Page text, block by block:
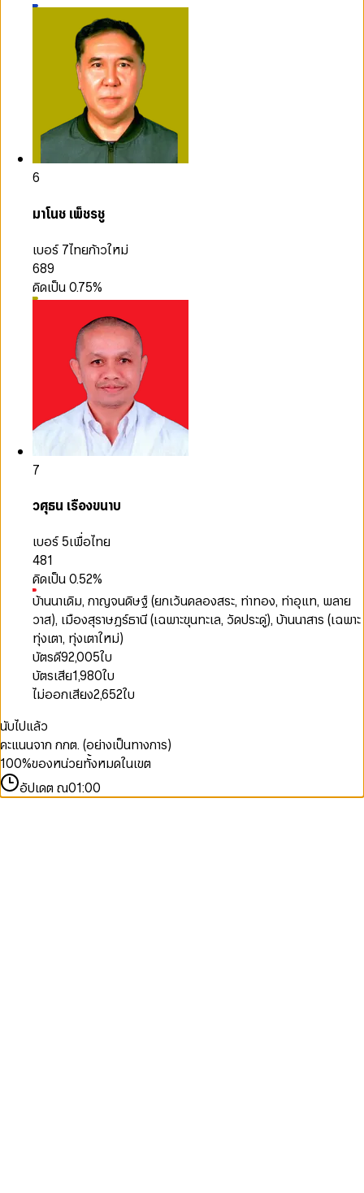
6
มาโนช เพ็ชรชู
เบอร์ 7ไทยก้าวใหม่
689
คิดเป็น0.75%
7
วศุธน เรืองขนาบ
เบอร์ 5เพื่อไทย
481
คิดเป็น0.52%
บ้านนาเดิม, กาญจนดิษฐ์ (ยกเว้นคลองสระ, ท่าทอง, ท่าอุแท, พลาย
วาส), เมืองสุราษฎร์ธานี (เฉพาะขุนทะเล, วัดประดู่), บ้านนาสาร (เฉพาะ
ทุ่งเตา, ทุ่งเตาใหม่)
บัตรดี92,005ใบ
บัตรเสีย1,980ใบ
ไม่ออกเสียง2,652ใบ
นับไปแล้ว
คะแนนจาก กกต. (อย่างเป็นทางการ)
100%ของหน่วยทั้งหมดในเขต
อัปเดต ณ01:00